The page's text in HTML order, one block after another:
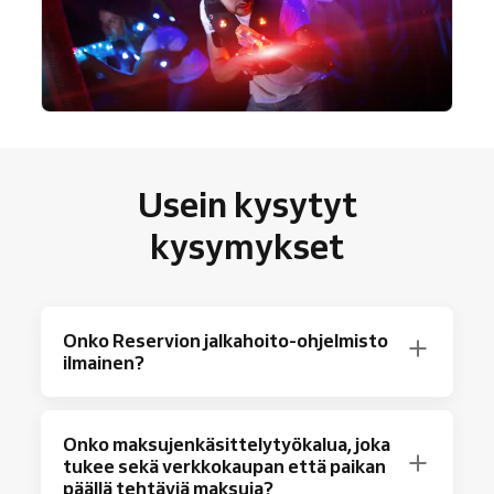
Usein kysytyt
kysymykset
Onko Reservion jalkahoito-ohjelmisto
ilmainen?
suunnitelman, jolla voit hallita jopa 40
varausta kuukaudessa
Onko maksujenkäsittelytyökalua, joka
tukee sekä verkkokaupan että paikan
päällä tehtäviä maksuja?